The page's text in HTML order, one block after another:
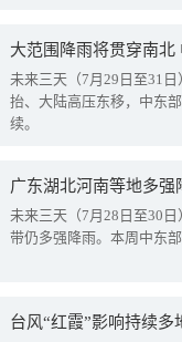
大范围降雨将贯穿南
未来三天（7月29日至31
抬、大陆高压东移，中东
续。
广东湖北河南等地多
未来三天（7月28日至30
带仍多强降雨。本周中东
台风“红霞”影响持续